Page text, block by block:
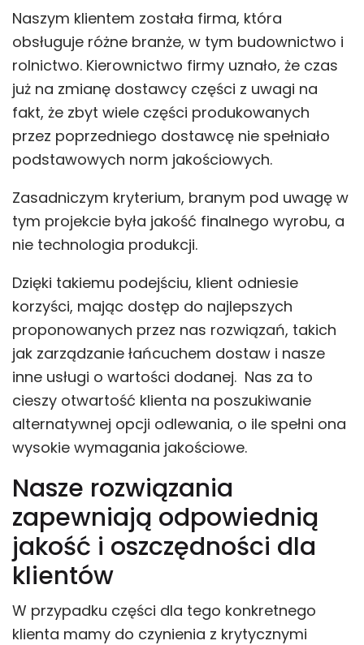
Naszym klientem została firma, która
obsługuje różne branże, w tym budownictwo i
rolnictwo. Kierownictwo firmy uznało, że czas
już na zmianę dostawcy części z uwagi na
fakt, że zbyt wiele części produkowanych
przez poprzedniego dostawcę nie spełniało
podstawowych norm jakościowych.
Zasadniczym kryterium, branym pod uwagę w
tym projekcie była jakość finalnego wyrobu, a
nie technologia produkcji.
Dzięki takiemu podejściu, klient odniesie
korzyści, mając dostęp do najlepszych
proponowanych przez nas rozwiązań, takich
jak zarządzanie łańcuchem dostaw i nasze
inne usługi o wartości dodanej. Nas za to
cieszy otwartość klienta na poszukiwanie
alternatywnej opcji odlewania, o ile spełni ona
wysokie wymagania jakościowe.
Nasze rozwiązania
zapewniają odpowiednią
jakość i oszczędności dla
klientów
W przypadku części dla tego konkretnego
klienta mamy do czynienia z krytycznymi